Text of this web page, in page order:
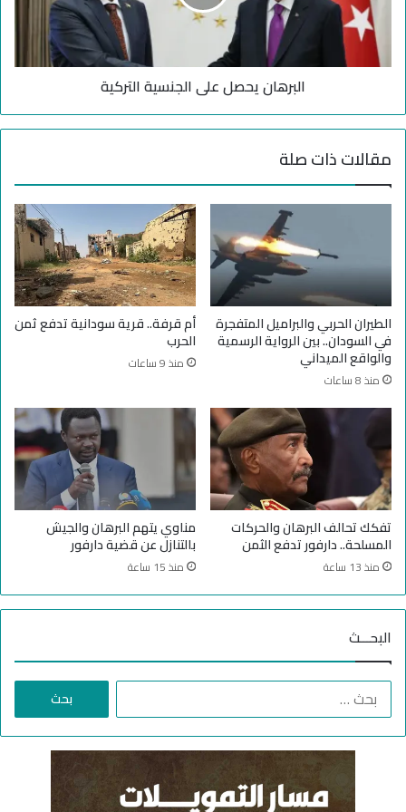
ا
م
"
ح
ل
ي
ة
"
و
ا
س
ع
ح
ع
ى
ا
ل
ي
ة
ا
ل
ت
ر
ك
ي
البرهان يحصل على الجنسية التركية
مقالات ذات صلة
الطيران الحربي والبراميل المتفجرة
في السودان.. بين الرواية الرسمية
والواقع الميداني
منذ 8 ساعات
أم قرفة.. قرية سودانية تدفع ثمن
الحرب
منذ 9 ساعات
تفكك تحالف البرهان والحركات
المسلحة.. دارفور تدفع الثمن
منذ 13 ساعة
مناوي يتهم البرهان والجيش
بالتنازل عن قضية دارفور
منذ 15 ساعة
البحـــث
ا
ح